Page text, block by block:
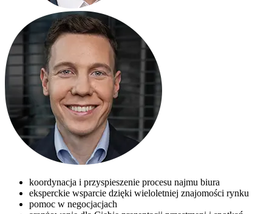
koordynacja i przyspieszenie procesu najmu biura
eksperckie wsparcie dzięki wieloletniej znajomości rynku
pomoc w negocjacjach